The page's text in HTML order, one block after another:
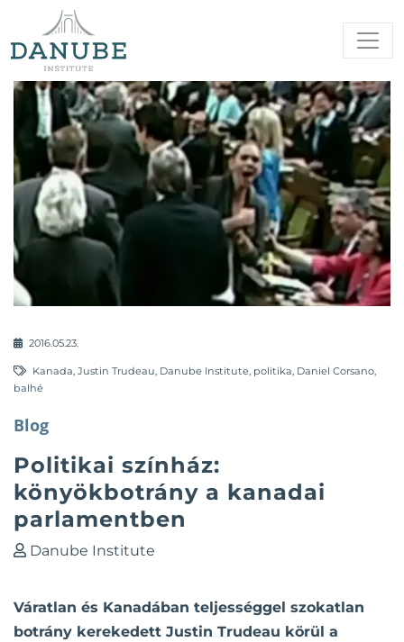
2016.05.23.
Kanada, Justin Trudeau, Danube Institute, politika, Daniel Corsano,
balhé
Blog
Politikai színház:
könyökbotrány a kanadai
parlamentben
Danube Institute
Váratlan és Kanadában teljességgel szokatlan
botrány kerekedett Justin Trudeau körül a